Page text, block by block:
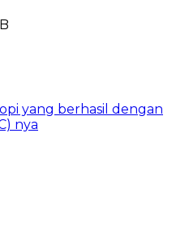
yang berhasil dengan
nya